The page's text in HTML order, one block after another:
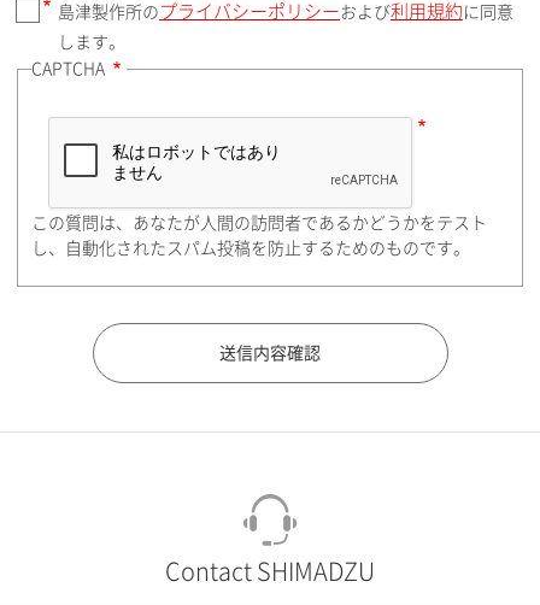
郵便番号（勤務先）
住所検索
都道府県（勤務先）
島津製作所の プライバシーポリシー および利用規約 に同意
します。
CAPTCHA
この質問は、あなたが人間の訪問者であるかどうかをテスト
し、自動化されたスパム投稿を防止するためのものです。
Contact SHIMADZU